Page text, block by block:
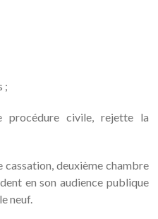
;
civile, rejette la
deuxième chambre
en son audience publique
neuf.